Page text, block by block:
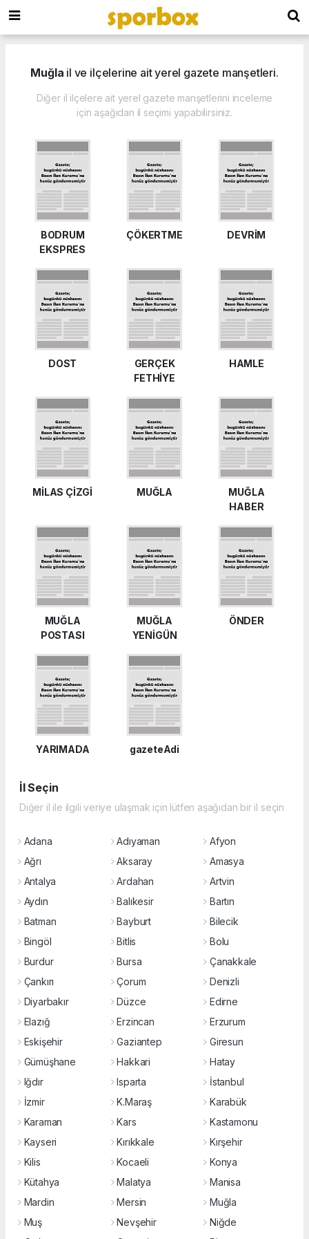
Muğla il ve ilçelerine ait yerel gazete manşetleri.
Diğer il ilçelere ait yerel gazete manşetlerini inceleme
için aşağıdan il seçimi yapabilirsiniz.
BODRUM
EKSPRES
ÇÖKERTME DEVRİM
DOST
GERÇEK
FETHİYE
HAMLE
MİLAS ÇİZGİ MUĞLA
MUĞLA
HABER
MUĞLA
POSTASI
MUĞLA
YENİGÜN
ÖNDER
YARIMADA gazeteAdi
İl Seçin
Diğer il ile ilgili veriye ulaşmak için lütfen aşağıdan bir il seçin
Adana Adıyaman
Afyon
Ağrı
Aksaray
Amasya
Antalya
Ardahan
Artvin
Aydın
Balıkesir
Bartın
Batman
Bayburt
Bilecik
Bingöl
Bitlis
Bolu
Burdur
Bursa
Çanakkale
Çankırı
Çorum
Denizli
Diyarbakır
Düzce
Edirne
Elazığ
Erzincan
Erzurum
Eskişehir
Gaziantep
Giresun
Gümüşhane
Hakkari
Hatay
Iğdır
Isparta
İstanbul
İzmir
K.Maraş
Karabük
Karaman
Kars
Kastamonu
Kayseri
Kırıkkale
Kırşehir
Kilis
Kocaeli
Konya
Kütahya
Malatya
Manisa
Mardin
Mersin
Muğla
Muş
Nevşehir
Niğde